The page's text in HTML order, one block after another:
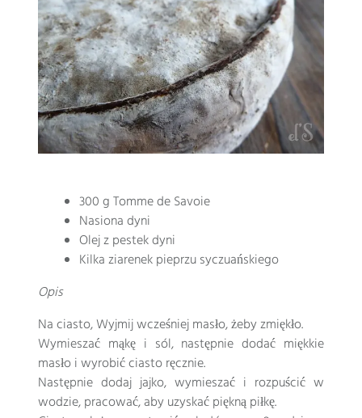
300 g Tomme de Savoie
Nasiona dyni
Olej z pestek dyni
Kilka ziarenek pieprzu syczuańskiego
Opis
Na ciasto, Wyjmij wcześniej masło, żeby zmiękło.
Wymieszać mąkę i sól, następnie dodać miękkie
masło i wyrobić ciasto ręcznie.
Następnie dodaj jajko, wymieszać i rozpuścić w
wodzie, pracować, aby uzyskać piękną piłkę.